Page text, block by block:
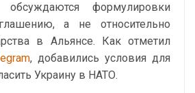
формулировки
а не относительно
в Альянсе. Как отметил
, добавились условия для
Украину в НАТО.